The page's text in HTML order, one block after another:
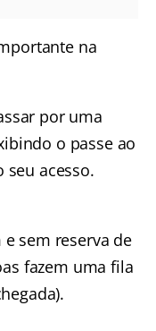
na
por uma
o passe ao
acesso.
sem reserva de
fazem uma fila